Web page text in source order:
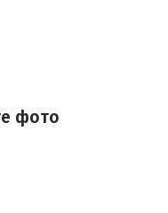
фото